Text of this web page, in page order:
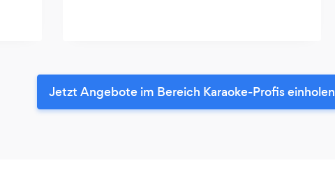
Jetzt Angebote im Bereich Karaoke-Profis einholen